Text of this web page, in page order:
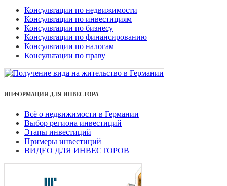
Консультации по недвижимости
Консультации по инвестициям
Консультации по бизнесу
Консультации по финансированию
Консультации по налогам
Консультации по праву
ИНФОРМАЦИЯ ДЛЯ ИНВЕСТОРА
Всё о недвижимости в Германии
Выбор региона инвестиций
Этапы инвестиций
Примеры инвестиций
ВИДЕО ДЛЯ ИНВЕСТОРОВ